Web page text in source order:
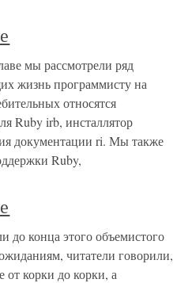
мы рассмотрели ряд
жизнь программисту на
относятся
Ruby irb, инсталлятор
документации ri. Мы также
Ruby,
конца этого объемистого
читатели говорили,
от корки до корки, а